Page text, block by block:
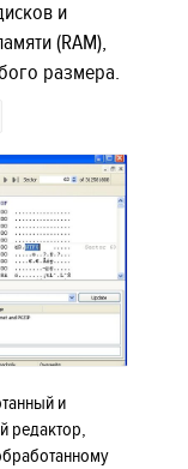
и
(RAM),
размера.
и
редактор,